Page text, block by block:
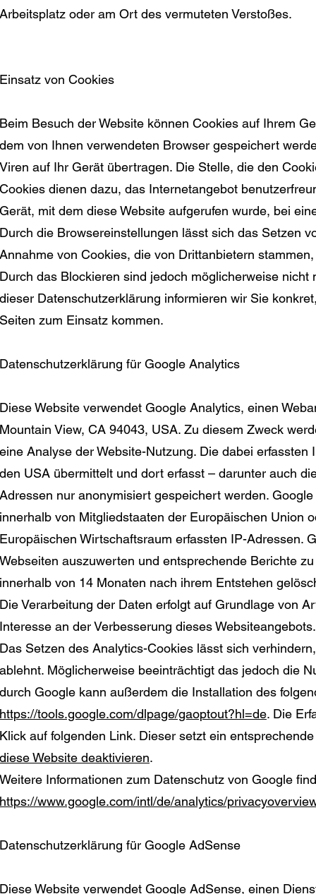
Arbeitsplatz oder am Ort des vermuteten Verstoßes.
Einsatz von Cookies
Beim Besuch der Website können Cookies auf Ihrem
dem von Ihnen verwendeten Browser gespeichert
Viren auf Ihr Gerät übertragen. Die Stelle, die den
Cookies dienen dazu, das Internetangebot
Gerät, mit dem diese Website aufgerufen wurde, bei
Durch die Browsereinstellungen lässt sich das Setzen
Annahme von Cookies, die von Drittanbietern
Durch das Blockieren sind jedoch möglicherweise
dieser Datenschutzerklärung informieren wir Sie
Seiten zum Einsatz kommen.
Datenschutzerklärung für Google Analytics
Diese Website verwendet Google Analytics, einen
Mountain View, CA 94043, USA. Zu diesem Zweck
eine Analyse der Website-Nutzung. Die dabei
den USA übermittelt und dort erfasst – darunter auch
Adressen nur anonymisiert gespeichert werden.
innerhalb von Mitgliedstaaten der Europäischen Union
Europäischen Wirtschaftsraum erfassten IP-Adressen.
Webseiten auszuwerten und entsprechende Berichte
innerhalb von 14 Monaten nach ihrem Entstehen
Die Verarbeitung der Daten erfolgt auf Grundlage von
Interesse an der Verbesserung dieses Websiteangebots.
Das Setzen des Analytics-Cookies lässt sich
ablehnt. Möglicherweise beeinträchtigt das jedoch die
durch Google kann außerdem die Installation des
https://tools.google.com/dlpage/gaoptout?hl=de. Die
Klick auf folgenden Link. Dieser setzt ein
diese Website deaktivieren.
Weitere Informationen zum Datenschutz von Google
https://www.google.com/intl/de/analytics/
Datenschutzerklärung für Google AdSense
Diese Website verwendet Google AdSense, einen